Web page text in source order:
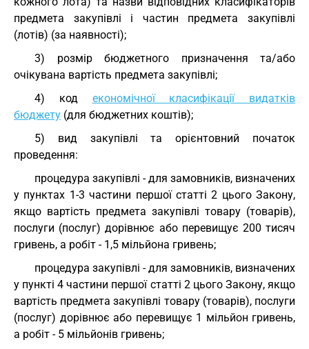
предмета закупівлі і частин предмета закупівлі
(лотів) (за наявності);
3) розмір бюджетного призначення та/або
очікувана вартість предмета закупівлі;
4) код економічної класифікації видатків
бюджету (для бюджетних коштів);
5) вид закупівлі та орієнтовний початок
проведення:
процедура закупівлі - для замовників, визначених
у пунктах 1-3 частини першої статті 2 цього Закону,
якщо вартість предмета закупівлі товару (товарів),
послуги (послуг) дорівнює або перевищує 200 тисяч
гривень, а робіт - 1,5 мільйона гривень;
процедура закупівлі - для замовників, визначених
у пункті 4 частини першої статті 2 цього Закону, якщо
вартість предмета закупівлі товару (товарів), послуги
(послуг) дорівнює або перевищує 1 мільйон гривень,
а робіт - 5 мільйонів гривень;